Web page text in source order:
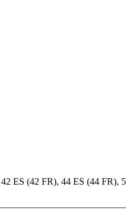
ES (42 FR), 44 ES (44